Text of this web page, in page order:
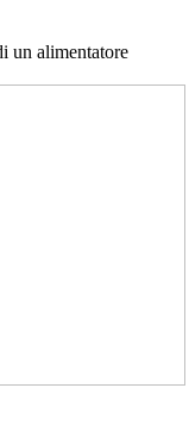
un alimentatore